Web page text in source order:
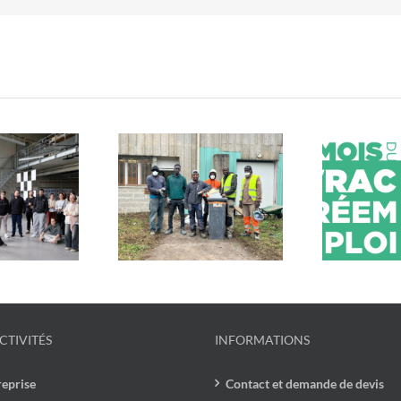
du Cœur x
: un chantier
et engagé
En mars, c’est le mois du
vrac et du réemploi !
INFORMATIONS
Contact et demande de devis